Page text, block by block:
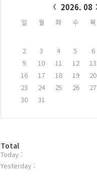
2026. 08
일 월 화 수 목
2
3 4 5 6
9
10 11 12 13
16
17 18 19 20
23
24 25 26 27
30
31
방
문
자
Total
Today :
Yesterday :